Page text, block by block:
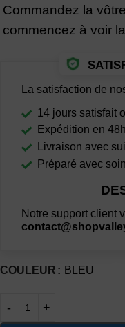
Commandez la
commencez à voir
La satisfaction de
14 jours satisfait
Expédition en 48h
Livraison avec
Préparé avec soin
Notre support client
COULEUR BLEU